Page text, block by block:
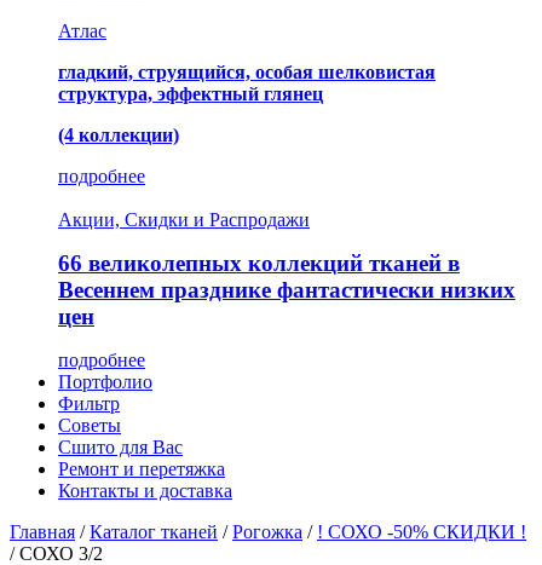
Атлас
гладкий, струящийся, особая шелковистая
структура, эффектный глянец
(4 коллекции)
подробнее
Акции, Скидки и Распродажи
66 великолепных коллекций тканей в
Весеннем празднике фантастически низких
цен
подробнее
Портфолио
Фильтр
Советы
Сшито для Вас
Ремонт и перетяжка
Контакты и доставка
Главная / Каталог тканей / Рогожка / ! СОХО -50% СКИДКИ !
/ СОХО 3/2